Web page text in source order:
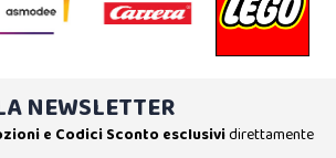
NEWSLETTER
e Codici Sconto esclusividirettamente